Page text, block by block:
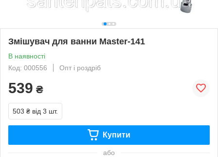
Змішувач для ванни Master-141
В наявності
Код: 000556
Опт і роздріб
539 ₴
503 ₴ від 3 шт.
Купити
або